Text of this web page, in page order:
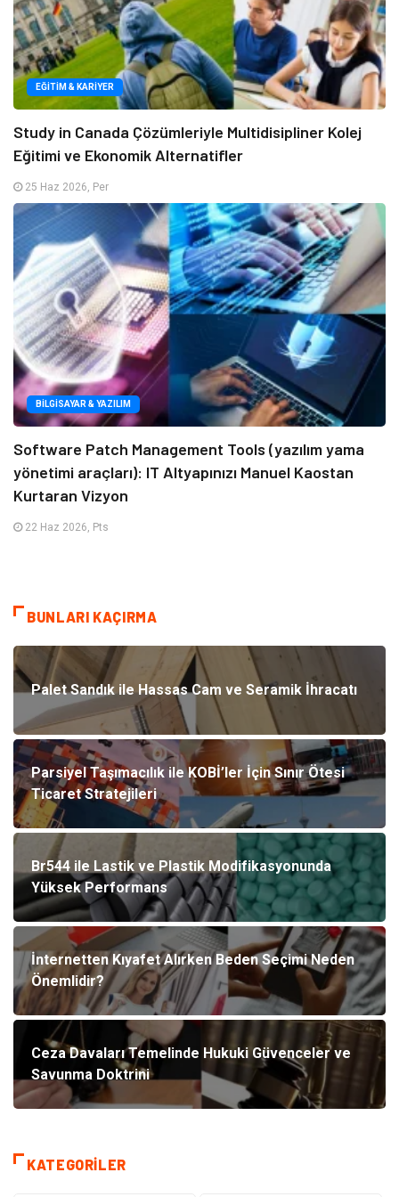
EĞITIM & KARIYER
Study in Canada Çözümleriyle Multidisipliner Kolej
Eğitimi ve Ekonomik Alternatifler
25 Haz 2026, Per
BILGISAYAR & YAZILIM
Software Patch Management Tools (yazılım yama
yönetimi araçları): IT Altyapınızı Manuel Kaostan
Kurtaran Vizyon
22 Haz 2026, Pts
BUNLARI KAÇIRMA
Palet Sandık ile Hassas Cam ve Seramik İhracatı
Parsiyel Taşımacılık ile KOBİ’ler İçin Sınır Ötesi
Ticaret Stratejileri
Br544 ile Lastik ve Plastik Modifikasyonunda
Yüksek Performans
İnternetten Kıyafet Alırken Beden Seçimi Neden
Önemlidir?
Ceza Davaları Temelinde Hukuki Güvenceler ve
Savunma Doktrini
KATEGORILER